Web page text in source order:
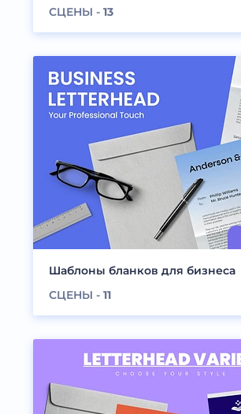
СЦЕНЫ - 13
Шаблоны бланков для бизнеса
СЦЕНЫ - 11